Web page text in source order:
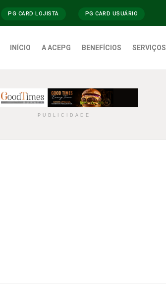
PG CARD LOJISTA PG CARD USUÁRIO
INÍCIO A ACEPG BENEFÍCIOS SERVIÇOS
PUBLICIDADE